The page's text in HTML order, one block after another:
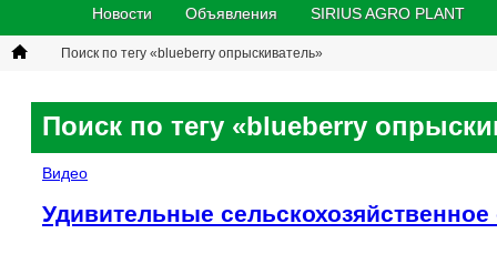
Новости Объявления SIRIUS AGRO PLANT
Поиск по тегу «blueberry опрыскиватель»
Поиск по тегу «blueberry
Видео
Удивительные